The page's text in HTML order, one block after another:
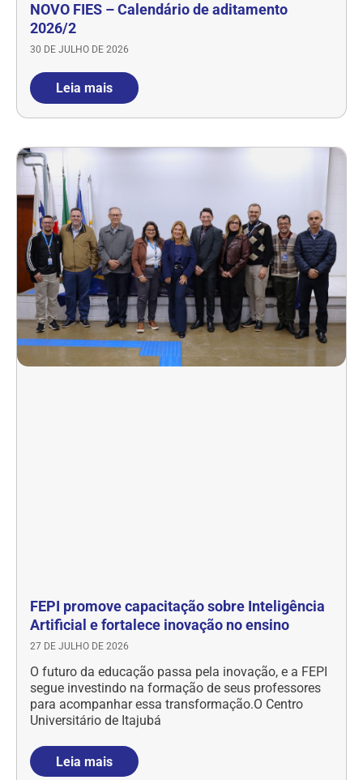
NOVO FIES – Calendário de aditamento
2026/2
30 DE JULHO DE 2026
Leia mais
FEPI promove capacitação sobre Inteligência
Artificial e fortalece inovação no ensino
27 DE JULHO DE 2026
O futuro da educação passa pela inovação, e a FEPI
segue investindo na formação de seus professores
para acompanhar essa transformação.O Centro
Universitário de Itajubá
Leia mais